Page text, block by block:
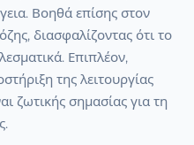
Βοηθά επίσης στον
διασφαλίζοντας ότι το
Επιπλέον,
της λειτουργίας
ζωτικής σημασίας για τη